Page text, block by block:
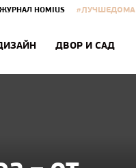
ЖУРНАЛ HOMIUS #ЛУЧШЕДОМА
ДВОР И САД